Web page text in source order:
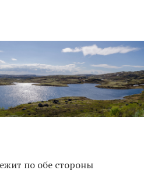
по обе стороны